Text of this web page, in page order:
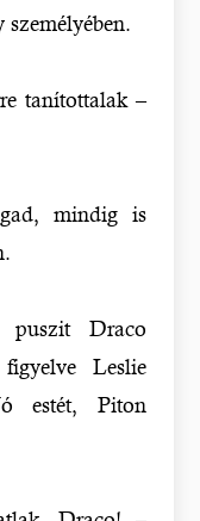
személyében.
tanítottalak –
mindig is
Draco
Leslie
estét, Piton